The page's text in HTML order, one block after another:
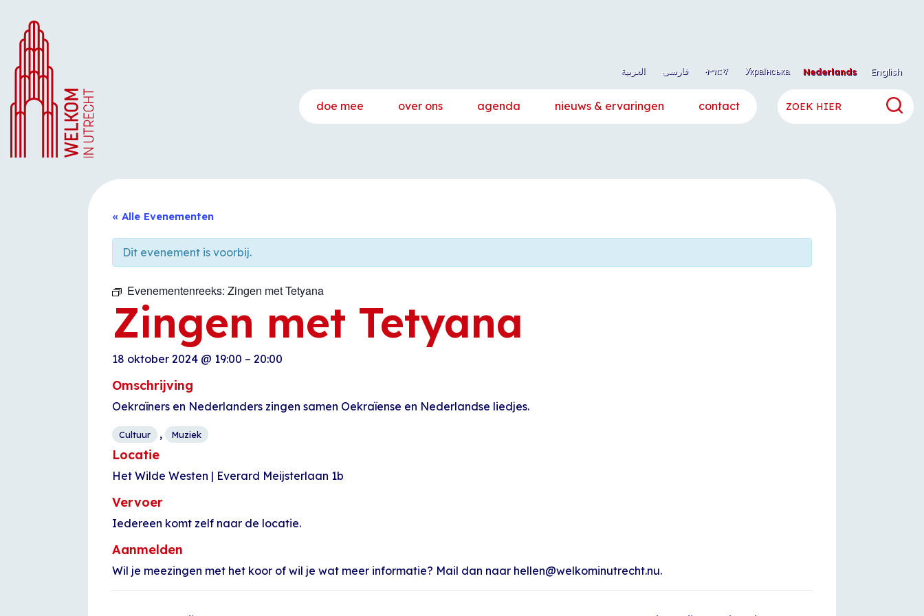
Nederlands English العربية فارسی ትግርኛ Українська
doe mee over ons agenda nieuws & ervaringen contact
« Alle Evenementen
Dit evenement is voorbij.
Evenementenreeks: Zingen met Tetyana
Zingen met Tetyana
18 oktober 2024 @ 19:00 – 20:00
Omschrijving
Oekraïners en Nederlanders zingen samen Oekraïense en Nederlandse liedjes.
Cultuur , Muziek
Locatie
Het Wilde Westen | Everard Meijsterlaan 1b
Vervoer
Iedereen komt zelf naar de locatie.
Aanmelden
Wil je meezingen met het koor of wil je wat meer informatie? Mail dan naar hellen@welkominutrecht.nu.